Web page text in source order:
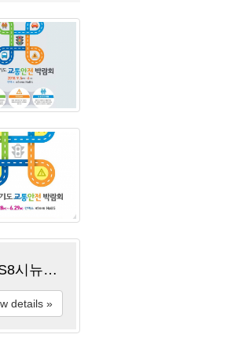
시뉴스 방송
details »